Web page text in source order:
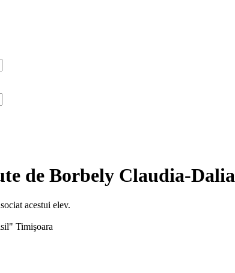
de Borbely Claudia-Dalia
acestui elev.
Timişoara